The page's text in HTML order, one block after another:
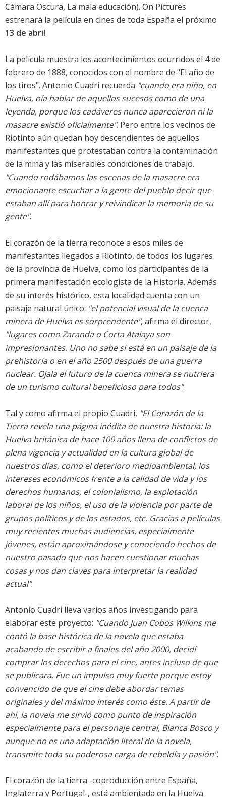
Cámara Oscura, La mala educación). On Pictures
estrenará la película en cines de toda España el próximo
13 de abril.
La película muestra los acontecimientos ocurridos el 4 de
febrero de 1888, conocidos con el nombre de "El año de
los tiros". Antonio Cuadri recuerda "cuando era niño, en
Huelva, oía hablar de aquellos sucesos como de una
leyenda, porque los cadáveres nunca aparecieron ni la
masacre existió oficialmente". Pero entre los vecinos de
Riotinto aún quedan hoy descendientes de aquellos
manifestantes que protestaban contra la contaminación
de la mina y las miserables condiciones de trabajo.
"Cuando rodábamos las escenas de la masacre era
emocionante escuchar a la gente del pueblo decir que
estaban allí para honrar y reivindicar la memoria de su
gente".
El corazón de la tierra reconoce a esos miles de
manifestantes llegados a Riotinto, de todos los lugares
de la provincia de Huelva, como los participantes de la
primera manifestación ecologista de la Historia. Además
de su interés histórico, esta localidad cuenta con un
paisaje natural único: "el potencial visual de la cuenca
minera de Huelva es sorprendente", afirma el director,
"lugares como Zaranda o Corta Atalaya son
impresionantes. Uno no sabe si está en un paisaje de la
prehistoria o en el año 2500 después de una guerra
nuclear. Ojala el futuro de la cuenca minera se nutriera
de un turismo cultural beneficioso para todos".
Tal y como afirma el propio Cuadri, "El Corazón de la
Tierra revela una página inédita de nuestra historia: la
Huelva británica de hace 100 años llena de conflictos de
plena vigencia y actualidad en la cultura global de
nuestros días, como el deterioro medioambiental, los
intereses económicos frente a la calidad de vida y los
derechos humanos, el colonialismo, la explotación
laboral de los niños, el uso de la violencia por parte de
grupos políticos y de los estados, etc. Gracias a películas
muy recientes muchas audiencias, especialmente
jóvenes, están aproximándose y conociendo hechos de
nuestro pasado que nos hacen cuestionar muchas
cosas y nos dan claves para interpretar la realidad
actual".
Antonio Cuadri lleva varios años investigando para
elaborar este proyecto: "Cuando Juan Cobos Wilkins me
contó la base histórica de la novela que estaba
acabando de escribir a finales del año 2000, decidí
comprar los derechos para el cine, antes incluso de que
se publicara. Fue un impulso muy fuerte porque estoy
convencido de que el cine debe abordar temas
originales y del máximo interés como éste. A partir de
ahí, la novela me sirvió como punto de inspiración
especialmente para el personaje central, Blanca Bosco y
aunque no es una adaptación literal de la novela,
transmite toda su poderosa carga de rebeldía y pasión".
El corazón de la tierra -coproducción entre España,
Inglaterra y Portugal-, está ambientada en la Huelva